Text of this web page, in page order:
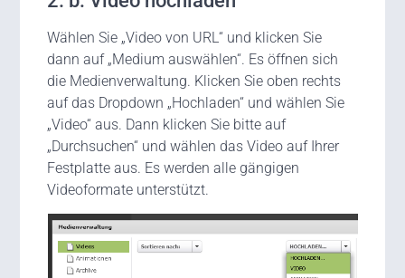
Wählen Sie „Video von URL“ und klicken Sie
dann auf „Medium auswählen“. Es öffnen sich
die Medienverwaltung. Klicken Sie oben rechts
auf das Dropdown „Hochladen“ und wählen Sie
„Video“ aus. Dann klicken Sie bitte auf
„Durchsuchen“ und wählen das Video auf Ihrer
Festplatte aus. Es werden alle gängigen
Videoformate unterstützt.